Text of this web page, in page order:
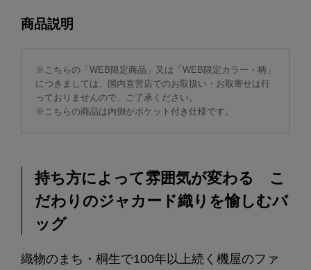
商品説明
※こちらの「WEB限定商品」又は「WEB限定カラー・柄」
につきましては、国内直営店でのお取扱い・お取寄せは行
っておりませんので、ご了承ください。
※こちらの商品は内側がポケット付き仕様です。
持ち方によって雰囲気が変わる こ
だわりのジャカード織りを愉しむバ
ッグ
織物のまち・桐生で100年以上続く機屋のファ